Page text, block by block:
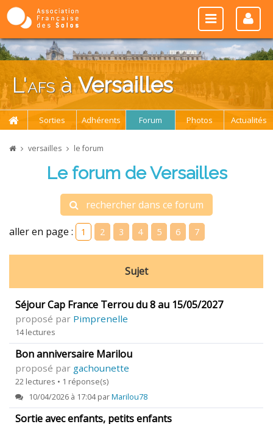
L'afsàVersailles
Sorties Adhérents Forum Photos Actualités
versailles le forum
Le forum de Versailles
rechercher dans ce forum
aller en page :
1 2 3 4 5 6 7
Sujet
Séjour Cap France Terrou du 8 au 15/05/2027
proposé par Pimprenelle
14 lectures
Bon anniversaire Marilou
proposé par gachounette
22 lectures • 1 réponse(s)
10/04/2026 à 17:04 parMarilou78
Sortie avec enfants, petits enfants